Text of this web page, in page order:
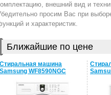
внешний вид и
просим Вас при
и характеристик.
Ближайшие по цене
Стиральная машина
Samsung WF8590NGC